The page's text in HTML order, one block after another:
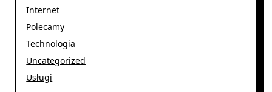
Internet
Polecamy
Technologia
Uncategorized
Usługi